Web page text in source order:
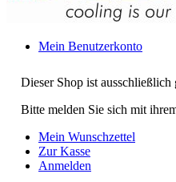
Dieser Shop ist
Bitte melden Sie sich mit
Mein Benutzerkonto
Mein Wunschzettel
Zur Kasse
Anmelden